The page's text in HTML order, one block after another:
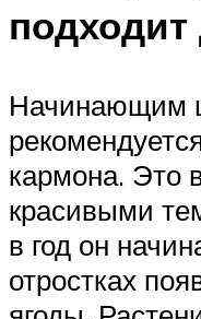
Начинающим
кармона. Это
красивыми
в год он
отростках